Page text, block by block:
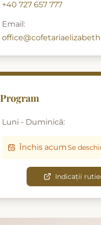
+40 727 657 777
Email:
Program
Luni - Duminică:
Închis acumSe
Indicații